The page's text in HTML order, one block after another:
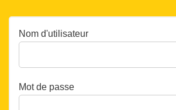
Nom d'utilisateur
Mot de passe